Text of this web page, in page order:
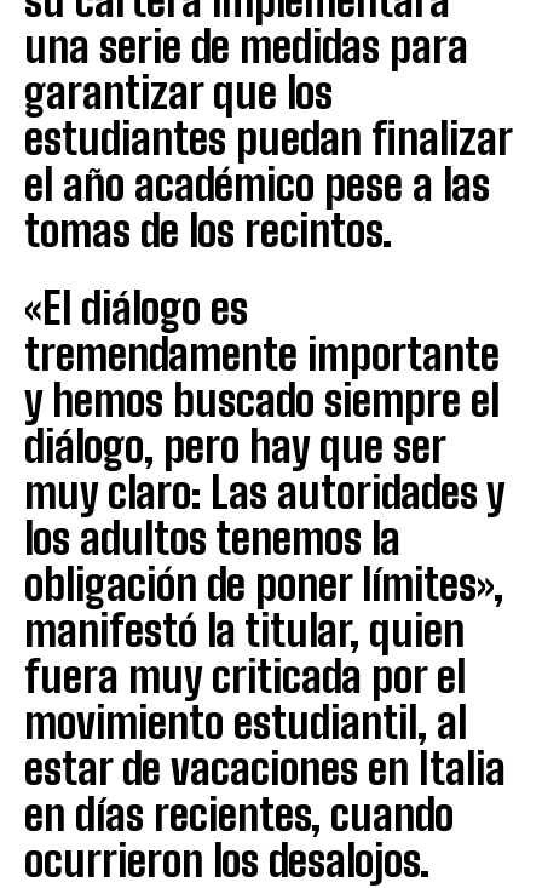
una serie de medidas para
garantizar que los
estudiantes puedan finalizar
el año académico pese a las
tomas de los recintos.
«El diálogo es
tremendamente importante
y hemos buscado siempre el
diálogo, pero hay que ser
muy claro: Las autoridades y
los adultos tenemos la
obligación de poner límites»,
manifestó la titular, quien
fuera muy criticada por el
movimiento estudiantil, al
estar de vacaciones en Italia
en días recientes, cuando
ocurrieron los desalojos.